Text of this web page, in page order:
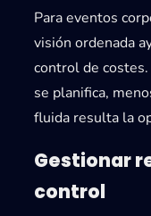
Para eventos
visión ordenada
control de
se planifica,
fluida resulta la
Gestionar
control